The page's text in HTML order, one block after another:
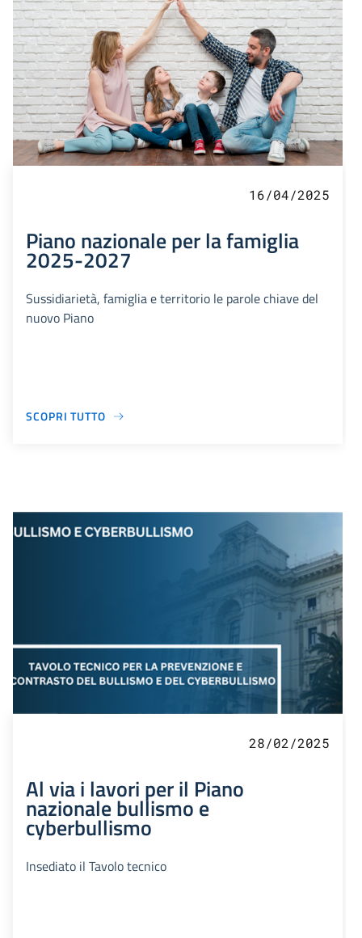
16/04/2025
Piano nazionale per la famiglia
2025-2027
Sussidiarietà, famiglia e territorio le parole chiave del
nuovo Piano
SCOPRI TUTTO
28/02/2025
Al via i lavori per il Piano
nazionale bullismo e
cyberbullismo
Insediato il Tavolo tecnico